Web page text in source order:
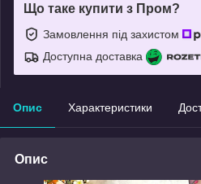
Що таке купити з Пром?
Замовлення під захистом
Доступна доставка
Опис Характеристики
Опис